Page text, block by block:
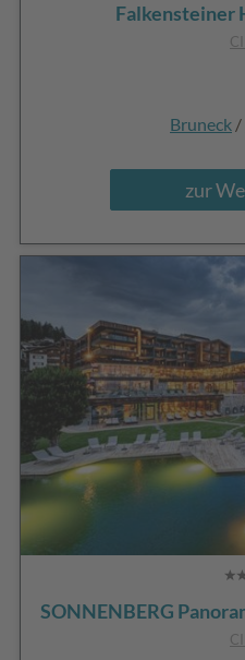
Falkensteiner
Bruneck /
zur
SONNENBERG